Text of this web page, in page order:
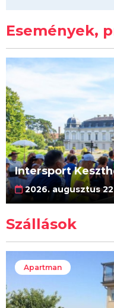
Események,
Intersport
2026. augusztus 22
Szállások
Apartman